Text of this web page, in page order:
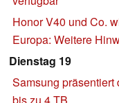
Honor V40 und Co.
Europa: Weitere
Dienstag 19
Samsung präsentiert
bis zu 4 TB